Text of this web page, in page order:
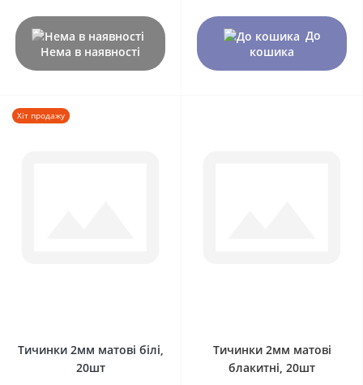
Нема в наявності
До
кошика
Хіт продажу
Тичинки 2мм матові білі,
20шт
Тичинки 2мм матові
блакитні, 20шт